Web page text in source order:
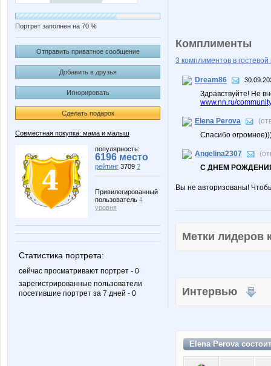
Портрет заполнен на 70 %
Отправить приватное сообщение
Добавить в друзья
Игнорировать
Сделать подарок
Совместная покупка: мама и малыш
популярность:
6196 место
рейтинг 3709 ?
Привилегированный
пользователь 4
уровня
Статистика портрета:
сейчас просматривают портрет - 0
зарегистрированные пользователи
посетившие портрет за 7 дней - 0
Комплименты
3 комплиментов в гостевой
Dream86
Здравствуйте! Не
www.nn.ru/
Elena Perova
Спасибо
Angelina2307
С ДНЕМ
Вы не авторизованы!
Метки
Интервью
Elena Perova